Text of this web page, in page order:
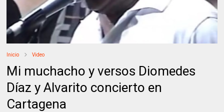
Inicio Video
Mi muchacho y versos Diomedes
Díaz y Alvarito concierto en
Cartagena